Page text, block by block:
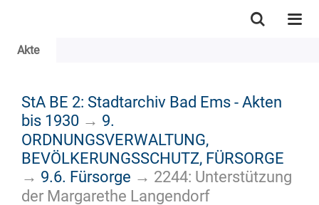
Akte
StA BE 2: Stadtarchiv Bad Ems - Akten
bis 1930 → 9.
ORDNUNGSVERWALTUNG,
BEVÖLKERUNGSSCHUTZ, FÜRSORGE
→ 9.6. Fürsorge → 2244: Unterstützung
der Margarethe Langendorf